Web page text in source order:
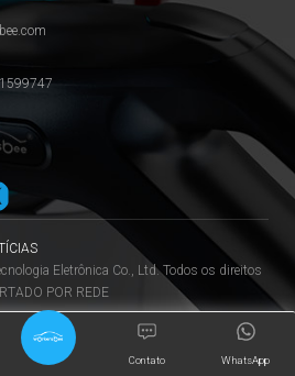
Eletrônica Co., Ltd. Todos os direitos
POR REDE
WhatsApp
Contato